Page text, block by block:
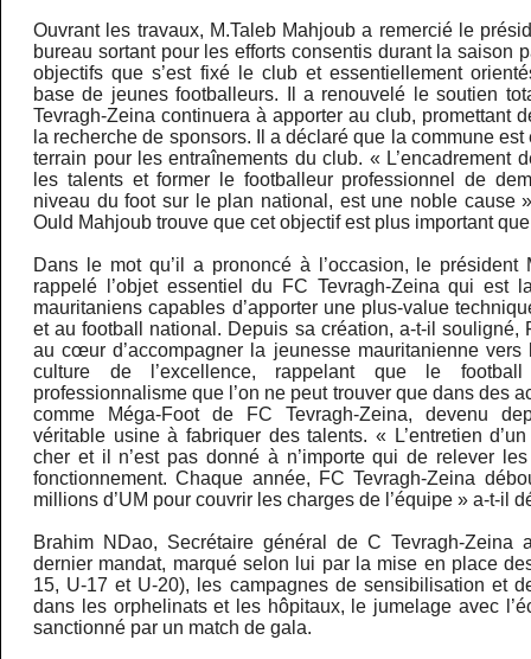
Ouvrant les travaux, M.Taleb Mahjoub a remercié le
bureau sortant pour les efforts consentis durant la saison
objectifs que s’est fixé le club et essentiellement
base de jeunes footballeurs. Il a renouvelé le soutien
Tevragh-Zeina continuera à apporter au club, promettant
la recherche de sponsors. Il a déclaré que la commune
terrain pour les entraînements du club. « L’encadrement
les talents et former le footballeur professionnel de
niveau du foot sur le plan national, est une noble cause
Ould Mahjoub trouve que cet objectif est plus important
Dans le mot qu’il a prononcé à l’occasion, le président
rappelé l’objet essentiel du FC Tevragh-Zeina qui est
mauritaniens capables d’apporter une plus-value
et au football national. Depuis sa création, a-t-il souligné,
au cœur d’accompagner la jeunesse mauritanienne vers
culture de l’excellence, rappelant que le
professionnalisme que l’on ne peut trouver que dans des
comme Méga-Foot de FC Tevragh-Zeina, devenu
véritable usine à fabriquer des talents. « L’entretien
cher et il n’est pas donné à n’importe qui de relever
fonctionnement. Chaque année, FC Tevragh-Zeina
millions d’UM pour couvrir les charges de l’équipe » a-t-il
Brahim NDao, Secrétaire général de C Tevragh-Zeina
dernier mandat, marqué selon lui par la mise en place
15, U-17 et U-20), les campagnes de sensibilisation et
dans les orphelinats et les hôpitaux, le jumelage avec
sanctionné par un match de gala.